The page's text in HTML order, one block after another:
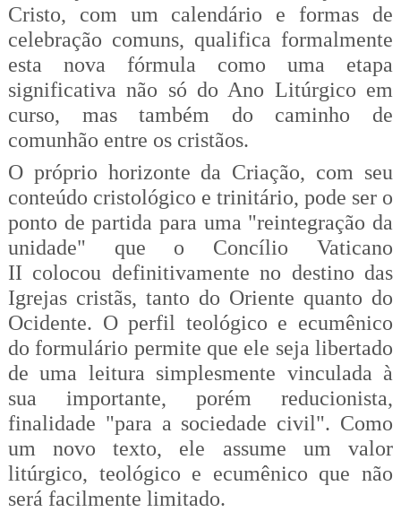
Cristo, com um calendário e formas de
celebração comuns, qualifica formalmente
esta nova fórmula como uma etapa
significativa não só do Ano Litúrgico em
curso, mas também do caminho de
comunhão entre os cristãos.
O próprio horizonte da Criação, com seu
conteúdo cristológico e trinitário, pode ser o
ponto de partida para uma "reintegração da
unidade" que o Concílio Vaticano
II colocou definitivamente no destino das
Igrejas cristãs, tanto do Oriente quanto do
Ocidente. O perfil teológico e ecumênico
do formulário permite que ele seja libertado
de uma leitura simplesmente vinculada à
sua importante, porém reducionista,
finalidade "para a sociedade civil". Como
um novo texto, ele assume um valor
litúrgico, teológico e ecumênico que não
será facilmente limitado.